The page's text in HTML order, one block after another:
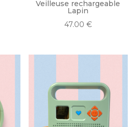
Veilleuse rechargeable
Lapin
47.00 €